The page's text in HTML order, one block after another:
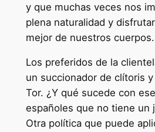
y que muchas veces nos
plena naturalidad y
mejor de nuestros cuerpos.
Los preferidos de la
un succionador de clítoris
Tor. ¿Y qué sucede con
españoles que no tiene un
Otra política que puede